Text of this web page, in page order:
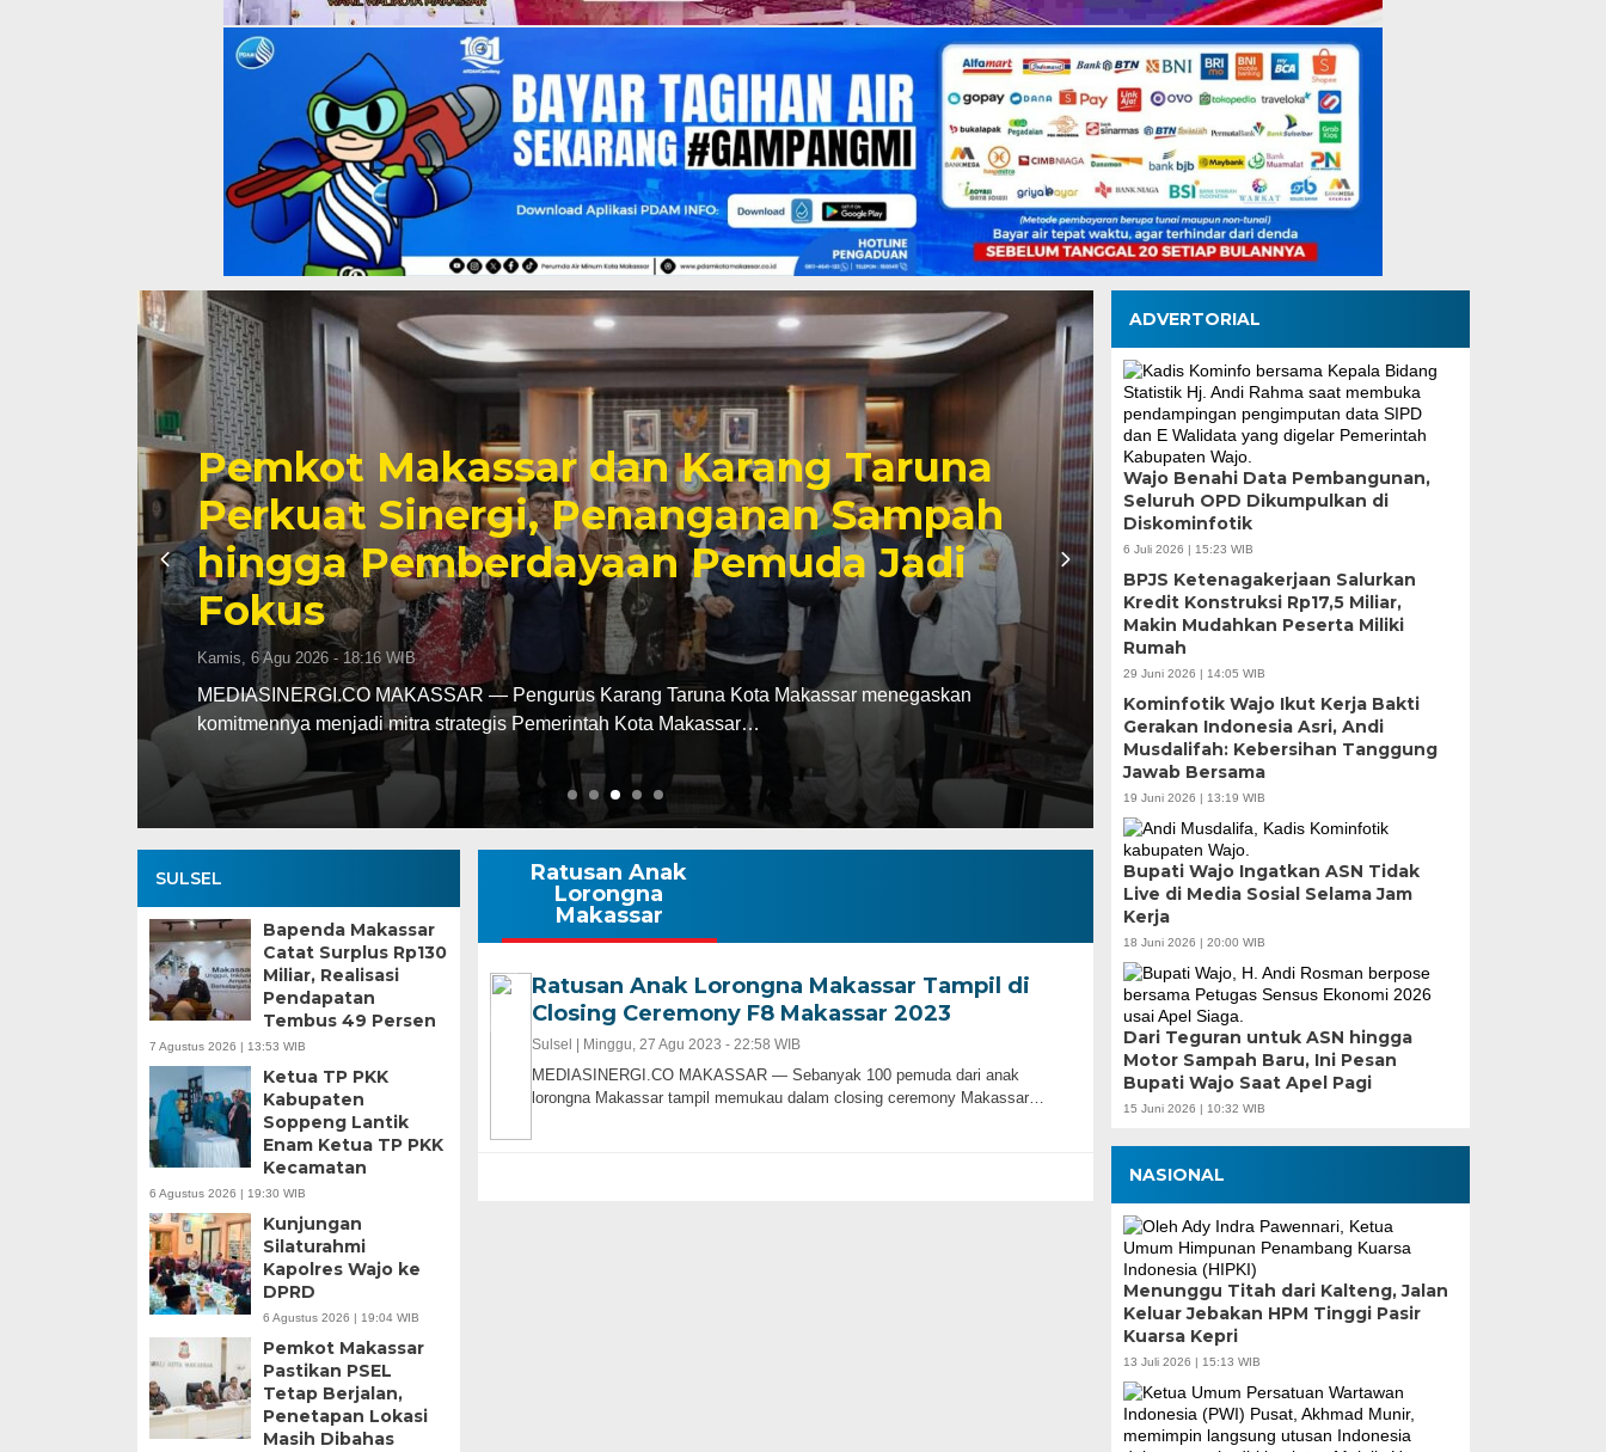
Tinjau Renovasi SDN Pannara,
Supratman Pastikan Proyek Tepat
Mutu Demi Pendidikan Berkualitas di
Makassar
Rabu, 5 Agu 2026 - 19:50 WIB
MEDIASINERGI.CO MAKASSAR — DPRD Kota Makassar, Supratman melakukan peninjauan
langsung terhadap progres renovasi UPT SPF SD…
Dubes Singapura
Munafri, Bahas
ASN hingga
Rabu, 5 Agu 2026 - 18:31 WIB
MEDIASINERGI.CO MAKASSAR — Wali Kota
Duta Besar Singapura untuk Indonesia, Kwok…
SULSEL
Bapenda Makassar
Catat Surplus Rp130
Miliar, Realisasi
Pendapatan
Tembus 49 Persen
7 Agustus 2026 | 13:53 WIB
Ketua TP PKK
Kabupaten
Soppeng Lantik
Enam Ketua TP PKK
Kecamatan
6 Agustus 2026 | 19:30 WIB
Kunjungan
Silaturahmi
Kapolres Wajo ke
DPRD
6 Agustus 2026 | 19:04 WIB
Pemkot Makassar
Pastikan PSEL
Tetap Berjalan,
Penetapan Lokasi
Masih Dibahas
Ratusan Anak
Lorongna
Makassar
Ratusan Anak Lorongna Makassar Tampil di
Closing Ceremony F8 Makassar 2023
Sulsel | Minggu, 27 Agu 2023 - 22:58 WIB
MEDIASINERGI.CO MAKASSAR — Sebanyak 100 pemuda dari anak
lorongna Makassar tampil memukau dalam closing ceremony Makassar…
ADVERTORIAL
Wajo Benahi Data Pembangunan,
Seluruh OPD Dikumpulkan di
Diskominfotik
6 Juli 2026 | 15:23 WIB
BPJS Ketenagakerjaan Salurkan
Kredit Konstruksi Rp17,5 Miliar,
Makin Mudahkan Peserta Miliki
Rumah
29 Juni 2026 | 14:05 WIB
Kominfotik Wajo Ikut Kerja Bakti
Gerakan Indonesia Asri, Andi
Musdalifah: Kebersihan Tanggung
Jawab Bersama
19 Juni 2026 | 13:19 WIB
Bupati Wajo Ingatkan ASN Tidak
Live di Media Sosial Selama Jam
Kerja
18 Juni 2026 | 20:00 WIB
Dari Teguran untuk ASN hingga
Motor Sampah Baru, Ini Pesan
Bupati Wajo Saat Apel Pagi
15 Juni 2026 | 10:32 WIB
NASIONAL
Menunggu Titah dari Kalteng, Jalan
Keluar Jebakan HPM Tinggi Pasir
Kuarsa Kepri
13 Juli 2026 | 15:13 WIB